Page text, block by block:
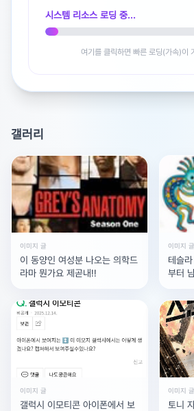
광고 [X]를 누르면 내용이 해제됩니다
시스템 리소스 로딩 중...
여기를 클릭하면 빠른 로딩(가속)이
갤러리
이미지 글
이 동양인 여성분 나오는 의학드
라마 뭔가요 제곧내!!
이미지 글
테슬
부터
이미지 글
갤럭시 이모티콘 아이폰에서 보
이미지 글
토니